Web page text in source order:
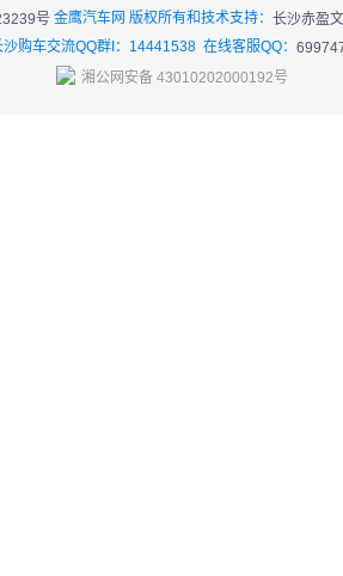
号 金鹰汽车网 版权所有和技术支持： 长沙赤盈
沙购车交流QQ群I：14441538 在线客服QQ：
湘公网安备 43010202000192号